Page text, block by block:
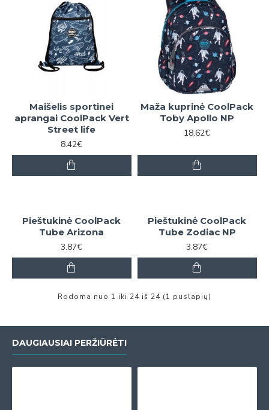
Maišelis sportinei
aprangai CoolPack Vert
Street life
8.42€
Maža kuprinė CoolPack
Toby Apollo NP
18.62€
Pieštukinė CoolPack
Tube Arizona
3.87€
Pieštukinė CoolPack
Tube Zodiac NP
3.87€
Rodoma nuo 1 iki 24 iš 24 (1 puslapių)
DAUGIAUSIAI PERŽIŪRĖTI